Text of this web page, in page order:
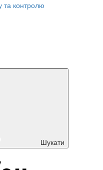
контролю
Шукати